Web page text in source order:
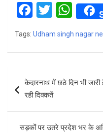
F
ce
b
o
k
T
tt
er
W
h
at
s
p
Tags: Udham singh nagar
navigation
केदारनाथ में छठे दिन भी
रही दिक्कतें
सड़कों पर उतरे प्रदेश भर के